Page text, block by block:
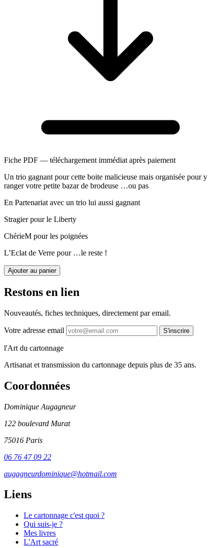
Fiche PDF — téléchargement immédiat après paiement
Un trio gagnant pour cette boite malicieuse mais organisée pour y
ranger votre petite bazar de brodeuse …ou pas
En Partenariat avec un trio lui aussi gagnant
Stragier pour le Liberty
ChérieM pour les poignées
L’Eclat de Verre pour …le reste !
Ajouter au panier
Restons en lien
Nouveautés, fiches techniques, directement par email.
Votre adresse email S'inscrire
l'Art du cartonnage
Artisanat et transmission du cartonnage depuis plus de 35 ans.
Coordonnées
Dominique Augagneur
122 boulevard Murat
75016 Paris
06 76 47 09 22
augagneurdominique@hotmail.com
Liens
Le cartonnage c'est quoi ?
Qui suis-je ?
Mes livres
L'Art sacré